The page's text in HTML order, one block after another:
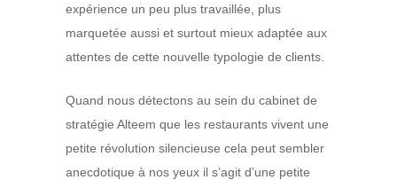
expérience un peu plus travaillée, plus
marquetée aussi et surtout mieux adaptée aux
attentes de cette nouvelle typologie de clients.
Quand nous détectons au sein du cabinet de
stratégie Alteem que les restaurants vivent une
petite révolution silencieuse cela peut sembler
anecdotique à nos yeux il s’agit d’une petite